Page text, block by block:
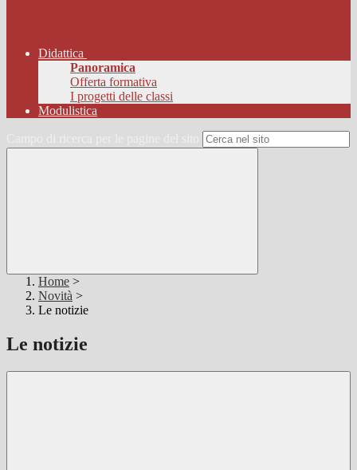
Didattica
Panoramica
Offerta formativa
I progetti delle classi
Modulistica
Home >
Novità >
Le notizie
Le notizie